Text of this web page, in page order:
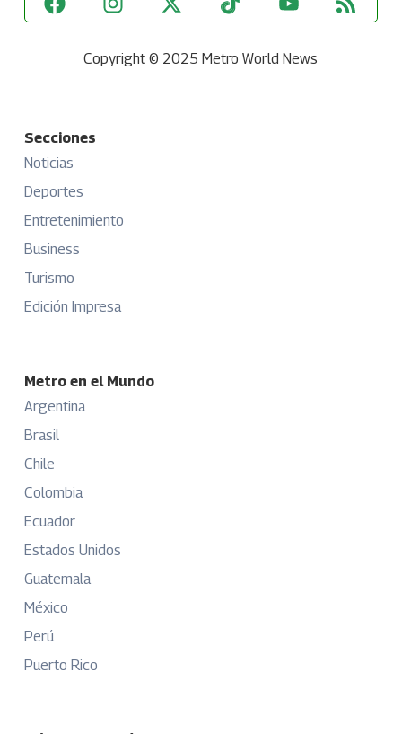
Copyright © 2025 Metro World News
Secciones
Noticias
Deportes
Entretenimiento
Business
Turismo
Edición Impresa
Metro en el Mundo
Argentina
Brasil
Chile
Colombia
Ecuador
Estados Unidos
Guatemala
México
Perú
Puerto Rico